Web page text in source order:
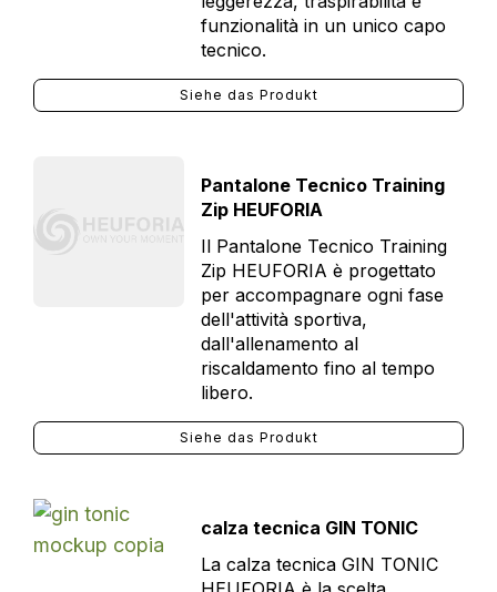
funzionalità in un unico capo
tecnico.
Siehe das Produkt
Pantalone Tecnico Training
Zip HEUFORIA
Il Pantalone Tecnico Training
Zip HEUFORIA è progettato
per accompagnare ogni fase
dell'attività sportiva,
dall'allenamento al
riscaldamento fino al tempo
libero.
Siehe das Produkt
calza tecnica GIN TONIC
La calza tecnica GIN TONIC